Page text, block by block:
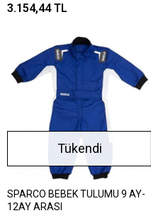
3.154,44 TL
Tükendi
SPARCO BEBEK TULUMU 9 AY-
12AY ARASI